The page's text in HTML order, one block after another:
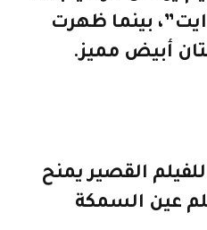
بينما ظهرت
أبيض مميز.
القصير يمنح
عين السمكة